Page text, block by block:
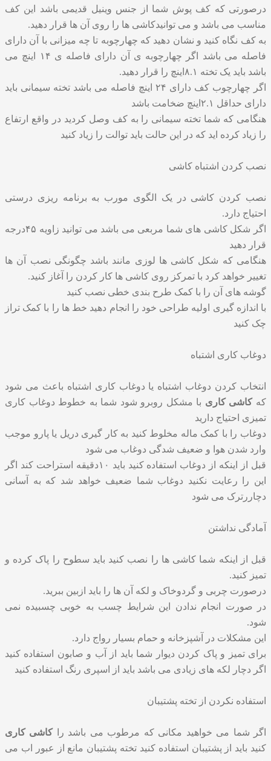
درصورتی که کف پوش شما از جنس وینیل قدیمی باشد این کف
مناسب می باشد و می توانیدکاشی ها را روی آن ها قرار دهید.
به کف نگاه کنید و نشان دهید که چهارچوبه تا چه میزانی با آن دارای
فاصله می باشد اگر چهارچوبه ی آن دارای فاصله ی ۱۴ اینچ می
باشد باید یک تخته ۸.۱اینچ را قرار دهید.
اگر چهارچوب کف دارای ۲۴ اینچ فاصله می باشد تخته سیمانی باید
دارای حداقل ۲.۱اینچ ضخامت باشد
هنگامی که شما تخته سیمانی را به کف وصل کردید در واقع ارتفاع
را زیاد کرده اید که در این حالت باید توالت را زیاد کنید
نصب کردن اشتباه کاشی
نصب کردن کاشی در یک الگوی مورب به برنامه ریزی درستی
احتیاج دارد.
اگر شکل کاشی های شما مربعی می باشد می توانید زاویه ۴۵درجه
قرار دهید
هنگامی که شکل کاشی ها لوزی مانند باشد چگونگی نصب آن ها
تغییر خواهد کرد با تمرکز روی کاشی ها کار کردن را آغاز کنید.
گوشه های آن را با کمک طرح بندی خطی نصب کنید
با اندازه گیری اولیه طراحی خود را انجام دهید خط ها را با کمک تراز
چک کنید
دوغاب کاری اشتباه
انتخاب کردن دوغاب اشتباه یا دوغاب کاری اشتباه باعث می شود
کهکاشی کاری با مشکل روبرو شود شما به خطوط دوغاب کاری
تمیزی احتیاج دارید
دوغاب را با کمک ماله مخلوط کنید به کار گیری دریل یا پارو موجب
وارد شدن هوا و ضعیف شدگی دوغاب می شود
قبل از اینکه از دوغاب استفاده کنید باید ۱۰دقیقه استراحت کند اگر
این را رعایت نکنید دوغاب شما ضعیف خواهد شد که به آسانی
دچاررترک می شود
آمادگی نداشتن
قبل از اینکه شما کاشی ها را نصب کنید باید سطوح را پاک کرده و
تمیز کنید.
درصورت چربی و گردوخاک و لکه آن ها را باید ازبین ببرید.
در صورت انجام ندادن این شرایط چسب به خوبی چسبیده نمی
شود.
این مشکلات در آشپزخانه و حمام بسیار رواج دارد.
برای تمیز و پاک کردن دیوار شما باید از آب و صابون استفاده کنید
اگر دچار لکه های زیادی می باشد باید از اسپری رنگ استفاده کنید
استفاده نکردن از تخته پشتیبان
اگر شما می خواهید مکانی که مرطوب می باشد راکاشی کاری
کنید باید از پشتیبان استفاده کنید تخته پشتیبان مانع از عبور اب می